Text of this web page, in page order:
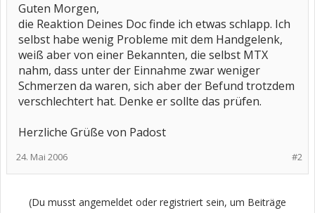
Guten Morgen,
die Reaktion Deines Doc finde ich etwas schlapp. Ich
selbst habe wenig Probleme mit dem Handgelenk,
weiß aber von einer Bekannten, die selbst MTX
nahm, dass unter der Einnahme zwar weniger
Schmerzen da waren, sich aber der Befund trotzdem
verschlechtert hat. Denke er sollte das prüfen.
Herzliche Grüße von Padost
#2
24. Mai 2006
(Du musst angemeldet oder registriert sein, um Beiträge